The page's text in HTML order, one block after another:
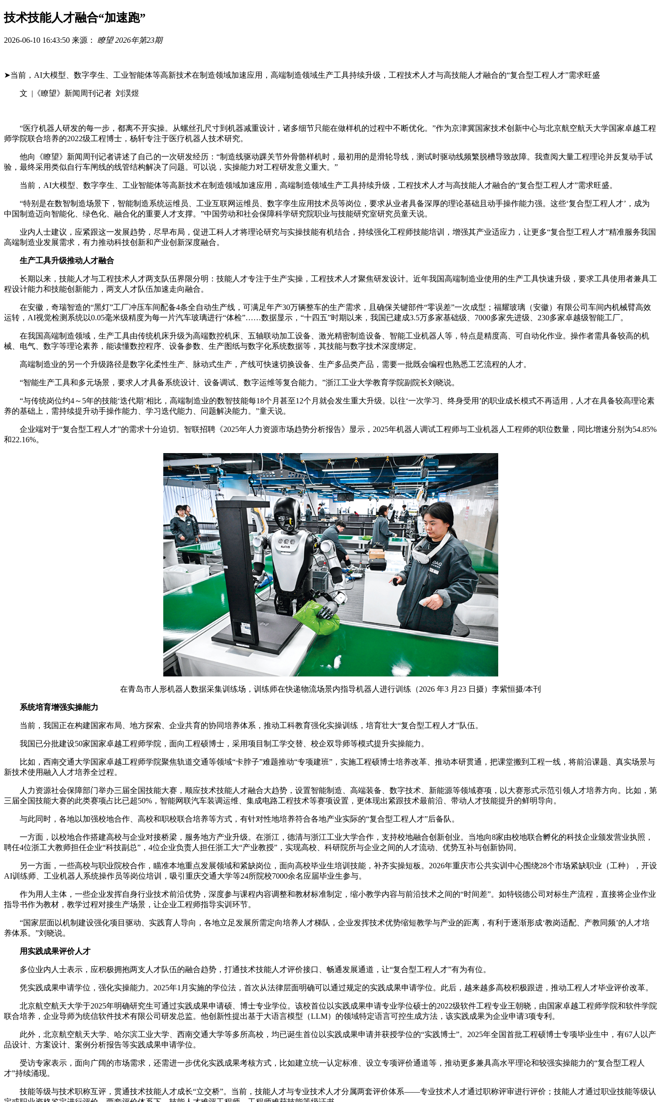
技术技能人才融合“加速跑”
2026-06-10 16:43:50 来源： 瞭望 2026年第23期
➤当前，AI大模型、数字孪生、工业智能体等高新技术在制造领域加速应用，高端制造领域生产工具持续升级，工程技术人才与高技能人才融合的“复合型工程人才”需求旺盛
文 |《瞭望》新闻周刊记者 刘淏煜
“医疗机器人研发的每一步，都离不开实操。从螺丝孔尺寸到机器减重设计，诸多细节只能在做样机的过程中不断优化。”作为京津冀国家技术创新中心与北京航空航天大学国家卓越工程
师学院联合培养的2022级工程博士，杨轩专注于医疗机器人技术研究。
他向《瞭望》新闻周刊记者讲述了自己的一次研发经历：“制造线驱动踝关节外骨骼样机时，最初用的是滑轮导线，测试时驱动线频繁脱槽导致故障。我查阅大量工程理论并反复动手试
验，最终采用类似自行车闸线的线管结构解决了问题。可以说，实操能力对工程研发意义重大。”
当前，AI大模型、数字孪生、工业智能体等高新技术在制造领域加速应用，高端制造领域生产工具持续升级，工程技术人才与高技能人才融合的“复合型工程人才”需求旺盛。
“特别是在数智制造场景下，智能制造系统运维员、工业互联网运维员、数字孪生应用技术员等岗位，要求从业者具备深厚的理论基础且动手操作能力强。这些‘复合型工程人才’，成为
中国制造迈向智能化、绿色化、融合化的重要人才支撑。”中国劳动和社会保障科学研究院职业与技能研究室研究员童天说。
业内人士建议，应紧跟这一发展趋势，尽早布局，促进工科人才将理论研究与实操技能有机结合，持续强化工程师技能培训，增强其产业适应力，让更多“复合型工程人才”精准服务我国
高端制造业发展需求，有力推动科技创新和产业创新深度融合。
生产工具升级推动人才融合
长期以来，技能人才与工程技术人才两支队伍界限分明：技能人才专注于生产实操，工程技术人才聚焦研发设计。近年我国高端制造业使用的生产工具快速升级，要求工具使用者兼具工
程设计能力和技能创新能力，两支人才队伍加速走向融合。
在安徽，奇瑞智造的“黑灯”工厂冲压车间配备4条全自动生产线，可满足年产30万辆整车的生产需求，且确保关键部件“零误差”一次成型；福耀玻璃（安徽）有限公司车间内机械臂高效
运转，AI视觉检测系统以0.05毫米级精度为每一片汽车玻璃进行“体检”……数据显示，“十四五”时期以来，我国已建成3.5万多家基础级、7000多家先进级、230多家卓越级智能工厂。
在我国高端制造领域，生产工具由传统机床升级为高端数控机床、五轴联动加工设备、激光精密制造设备、智能工业机器人等，特点是精度高、可自动化作业。操作者需具备较高的机
械、电气、数字等理论素养，能读懂数控程序、设备参数、生产图纸与数字化系统数据等，其技能与数字技术深度绑定。
高端制造业的另一个升级路径是数字化柔性生产、脉动式生产，产线可快速切换设备、生产多品类产品，需要一批既会编程也熟悉工艺流程的人才。
“智能生产工具和多元场景，要求人才具备系统设计、设备调试、数字运维等复合能力。”浙江工业大学教育学院副院长刘晓说。
“与传统岗位约4～5年的技能‘迭代期’相比，高端制造业的数智技能每18个月甚至12个月就会发生重大升级。以往‘一次学习、终身受用’的职业成长模式不再适用，人才在具备较高理论素
养的基础上，需持续提升动手操作能力、学习迭代能力、问题解决能力。”童天说。
企业端对于“复合型工程人才”的需求十分迫切。智联招聘《2025年人力资源市场趋势分析报告》显示，2025年机器人调试工程师与工业机器人工程师的职位数量，同比增速分别为54.85%
和22.16%。
在青岛市人形机器人数据采集训练场，训练师在快递物流场景内指导机器人进行训练（2026 年3 月23 日摄）李紫恒摄/本刊
系统培育增强实操能力
当前，我国正在构建国家布局、地方探索、企业共育的协同培养体系，推动工科教育强化实操训练，培育壮大“复合型工程人才”队伍。
我国已分批建设50家国家卓越工程师学院，面向工程硕博士，采用项目制工学交替、校企双导师等模式提升实操能力。
比如，西南交通大学国家卓越工程师学院聚焦轨道交通等领域“卡脖子”难题推动“专项建班”，实施工程硕博士培养改革、推动本研贯通，把课堂搬到工程一线，将前沿课题、真实场景与
新技术使用融入人才培养全过程。
人力资源社会保障部门举办三届全国技能大赛，顺应技术技能人才融合大趋势，设置智能制造、高端装备、数字技术、新能源等领域赛项，以大赛形式示范引领人才培养方向。比如，第
三届全国技能大赛的此类赛项占比已超50%，智能网联汽车装调运维、集成电路工程技术等赛项设置，更体现出紧跟技术最前沿、带动人才技能提升的鲜明导向。
与此同时，各地以加强校地合作、高校和职校联合培养等方式，有针对性地培养符合各地产业实际的“复合型工程人才”后备队。
一方面，以校地合作搭建高校与企业对接桥梁，服务地方产业升级。在浙江，德清与浙江工业大学合作，支持校地融合创新创业。当地向8家由校地联合孵化的科技企业颁发营业执照，
聘任4位浙工大教师担任企业“科技副总”，4位企业负责人担任浙工大“产业教授”，实现高校、科研院所与企业之间的人才流动、优势互补与创新协同。
另一方面，一些高校与职业院校合作，瞄准本地重点发展领域和紧缺岗位，面向高校毕业生培训技能，补齐实操短板。2026年重庆市公共实训中心围绕28个市场紧缺职业（工种），开设
AI训练师、工业机器人系统操作员等岗位培训，吸引重庆交通大学等24所院校7000余名应届毕业生参与。
作为用人主体，一些企业发挥自身行业技术前沿优势，深度参与课程内容调整和教材标准制定，缩小教学内容与前沿技术之间的“时间差”。如特锐德公司对标生产流程，直接将企业作业
指导书作为教材，‌教学过程对接生产场景‌，让企业工程师指导实训环节。
“国家层面以机制建设强化项目驱动、实践育人导向，各地立足发展所需定向培养人才梯队，企业发挥技术优势缩短教学与产业的距离，有利于逐渐形成‘教岗适配、产教同频’的人才培
养体系。”刘晓说。
用实践成果评价人才
多位业内人士表示，应积极拥抱两支人才队伍的融合趋势，打通技术技能人才评价接口、畅通发展通道，让“复合型工程人才”有为有位。
凭实践成果申请学位，强化实操能力。2025年1月实施的学位法，首次从法律层面明确可以通过规定的实践成果申请学位。此后，越来越多高校积极跟进，推动工程人才毕业评价改革。
北京航空航天大学于2025年明确研究生可通过实践成果申请硕、博士专业学位。该校首位以实践成果申请专业学位硕士的2022级软件工程专业王朝晓，由国家卓越工程师学院和软件学院
联合培养，企业导师为统信软件技术有限公司研发总监。他创新性提出基于大语言模型（LLM）的领域特定语言可控生成方法，该实践成果为企业申请3项专利。
此外，北京航空航天大学、哈尔滨工业大学、西南交通大学等多所高校，均已诞生首位以实践成果申请并获授学位的“实践博士”。2025年全国首批工程硕博士专项毕业生中，有67人以产
品设计、方案设计、案例分析报告等实践成果申请学位。
受访专家表示，面向广阔的市场需求，还需进一步优化实践成果考核方式，比如建立统一认定标准、设立专项评价通道等，推动更多兼具高水平理论和较强实操能力的“复合型工程人
才”持续涌现。
技能等级与技术职称互评，贯通技术技能人才成长“立交桥”。当前，技能人才与专业技术人才分属两套评价体系——专业技术人才通过‌职称评审进行‌评价；‌技能人才通过‌职业技能等级认